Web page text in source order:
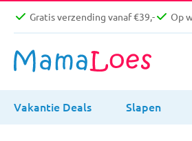
Gratis verzending vanaf €39,- Op
Vakantie Deals Slapen